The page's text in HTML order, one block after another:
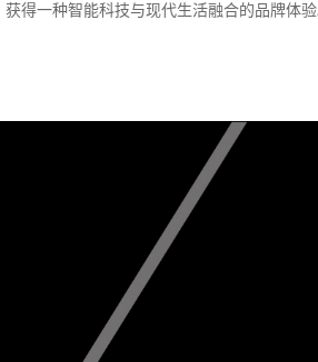
获得一种智能科技与现代生活融合的品牌体验